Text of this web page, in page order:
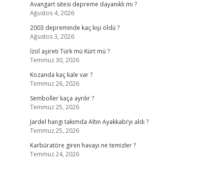
Avangart sitesi depreme dayanıklı mı ?
Ağustos 4, 2026
2003 depreminde kaç kişi öldü ?
Ağustos 3, 2026
İzol aşireti Türk mü Kürt mü ?
Temmuz 30, 2026
Kozanda kaç kale var ?
Temmuz 26, 2026
Semboller kaça ayrılır ?
Temmuz 25, 2026
Jardel hangi takımda Altın Ayakkabı’yı aldı ?
Temmuz 25, 2026
Karbüratöre giren havayı ne temizler ?
Temmuz 24, 2026